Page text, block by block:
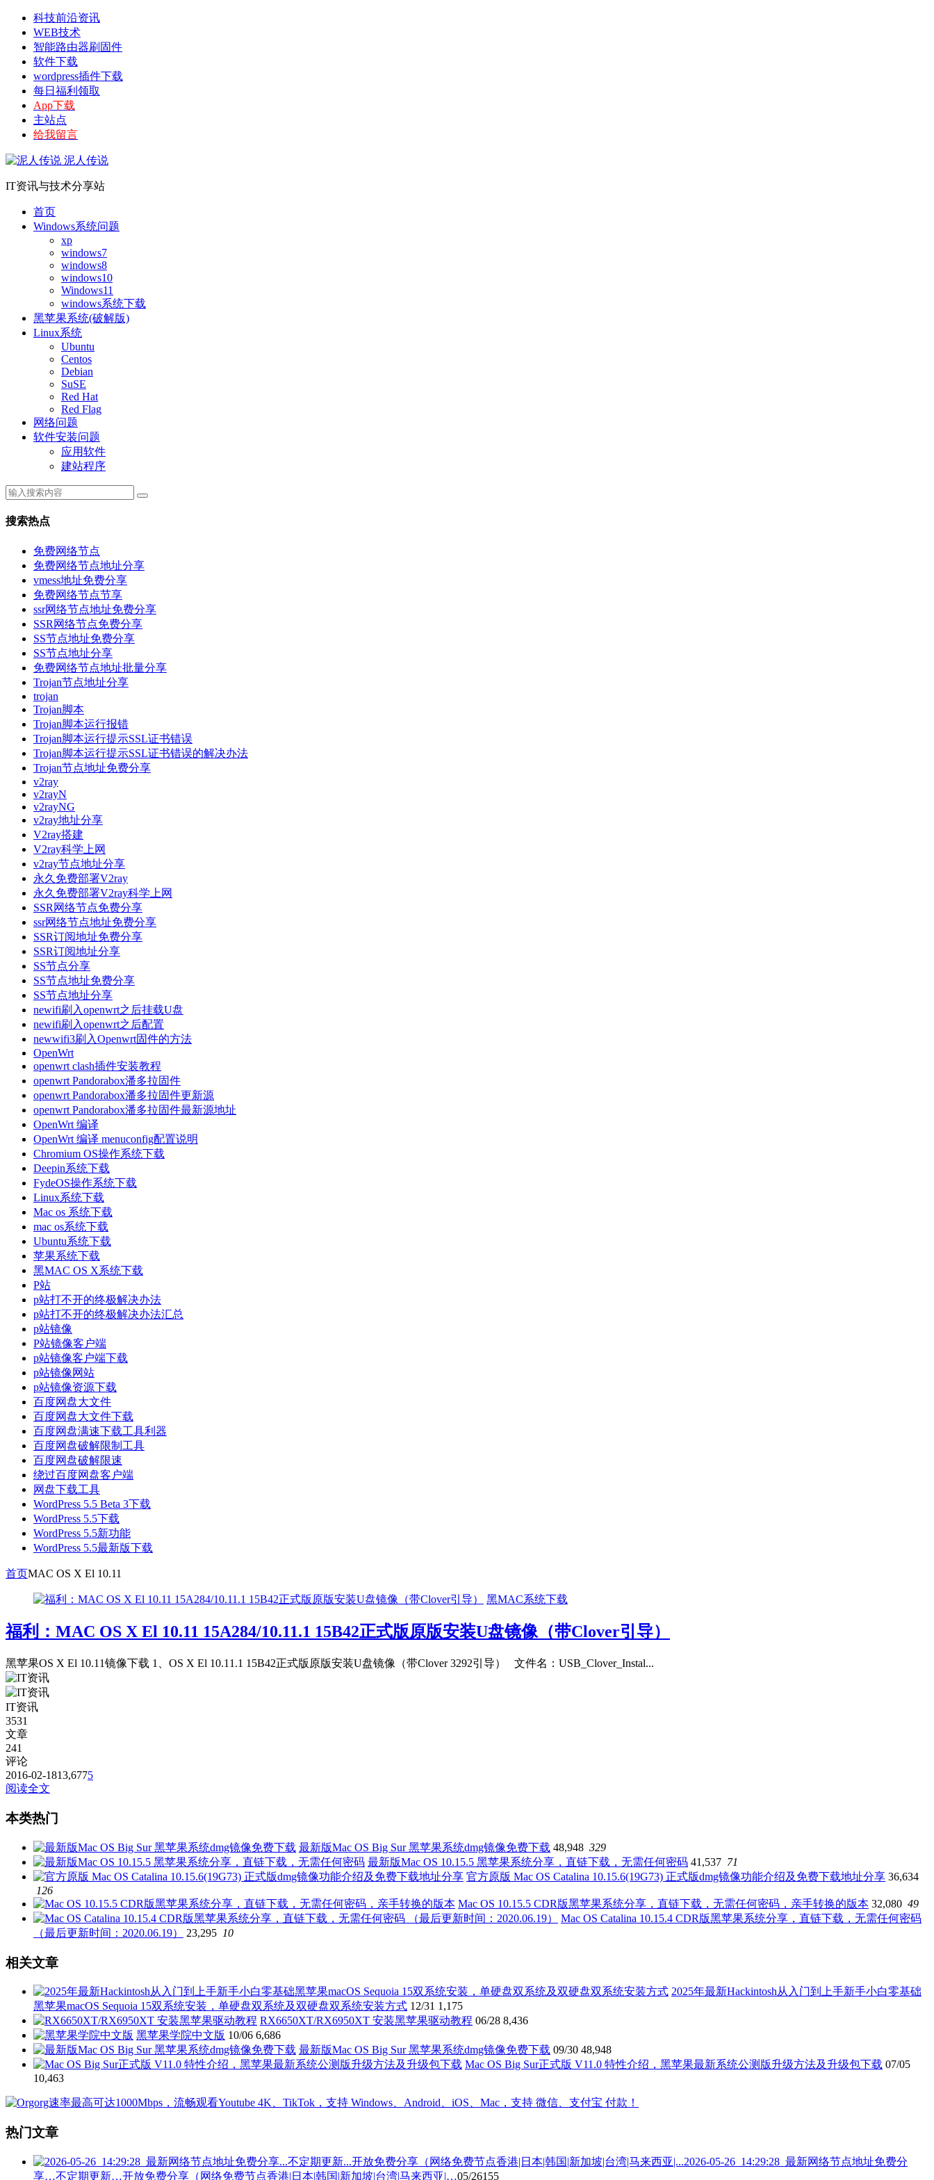
科技前沿资讯
WEB技术
智能路由器刷固件
软件下载
wordpress插件下载
每日福利领取
App下载
主站点
给我留言
泥人传说
IT资讯与技术分享站
首页
Windows系统问题
xp
windows7
windows8
windows10
Windows11
windows系统下载
黑苹果系统(破解版)
Linux系统
Ubuntu
Centos
Debian
SuSE
Red Hat
Red Flag
网络问题
软件安装问题
应用软件
建站程序
搜索热点
免费网络节点
免费网络节点地址分享
vmess地址免费分享
免费网络节点节享
ssr网络节点地址免费分享
SSR网络节点免费分享
SS节点地址免费分享
SS节点地址分享
免费网络节点地址批量分享
Trojan节点地址分享
trojan
Trojan脚本
Trojan脚本运行报错
Trojan脚本运行提示SSL证书错误
Trojan脚本运行提示SSL证书错误的解决办法
Trojan节点地址免费分享
v2ray
v2rayN
v2rayNG
v2ray地址分享
V2ray搭建
V2ray科学上网
v2ray节点地址分享
永久免费部署V2ray
永久免费部署V2ray科学上网
SSR网络节点免费分享
ssr网络节点地址免费分享
SSR订阅地址免费分享
SSR订阅地址分享
SS节点分享
SS节点地址免费分享
SS节点地址分享
newifi刷入openwrt之后挂载U盘
newifi刷入openwrt之后配置
newwifi3刷入Openwrt固件的方法
OpenWrt
openwrt clash插件安装教程
openwrt Pandorabox潘多拉固件
openwrt Pandorabox潘多拉固件更新源
openwrt Pandorabox潘多拉固件最新源地址
OpenWrt 编译
OpenWrt 编译 menuconfig配置说明
Chromium OS操作系统下载
Deepin系统下载
FydeOS操作系统下载
Linux系统下载
Mac os 系统下载
mac os系统下载
Ubuntu系统下载
苹果系统下载
黑MAC OS X系统下载
P站
p站打不开的终极解决办法
p站打不开的终极解决办法汇总
p站镜像
P站镜像客户端
p站镜像客户端下载
p站镜像网站
p站镜像资源下载
百度网盘大文件
百度网盘大文件下载
百度网盘满速下载工具利器
百度网盘破解限制工具
百度网盘破解限速
绕过百度网盘客户端
网盘下载工具
WordPress 5.5 Beta 3下载
WordPress 5.5下载
WordPress 5.5新功能
WordPress 5.5最新版下载
首页MAC OS X El 10.11
黑MAC系统下载
福利：MAC OS X El 10.11 15A284/10.11.1 15B42正式版原版安装U盘镜像（带Clover引导）
黑苹果OS X El 10.11镜像下载 1、OS X El 10.11.1 15B42正式版原版安装U盘镜像（带Clover 3292引导） 文件名：USB_Clover_Instal...
IT资讯
3531
文章
241
评论
2016-02-1813,6775
阅读全文
本类热门
最新版Mac OS Big Sur 黑苹果系统dmg镜像免费下载 48,948 329
最新版Mac OS 10.15.5 黑苹果系统分享，直链下载，无需任何密码 41,537 71
官方原版 Mac OS Catalina 10.15.6(19G73) 正式版dmg镜像功能介绍及免费下载地址分享 36,634
126
Mac OS 10.15.5 CDR版黑苹果系统分享，直链下载，无需任何密码，亲手转换的版本 32,080 49
Mac OS Catalina 10.15.4 CDR版黑苹果系统分享，直链下载，无需任何密码
（最后更新时间：2020.06.19）
23,295 10
相关文章
2025年最新Hackintosh从入门到上手新手小白零基础
黑苹果macOS Sequoia 15双系统安装，单硬盘双系统及双硬盘双系统安装方式 12/31 1,175
RX6650XT/RX6950XT 安装黑苹果驱动教程 06/28 8,436
黑苹果学院中文版 10/06 6,686
最新版Mac OS Big Sur 黑苹果系统dmg镜像免费下载 09/30 48,948
Mac OS Big Sur正式版 V11.0 特性介绍，黑苹果最新系统公测版升级方法及升级包下载 07/05
10,463
热门文章
2026-05-26_14:29:28_最新网络节点地址免费分
享…不定期更新…开放免费分享（网络免费节点香港|日本|韩国|新加坡|台湾|马来西亚|…05/26155